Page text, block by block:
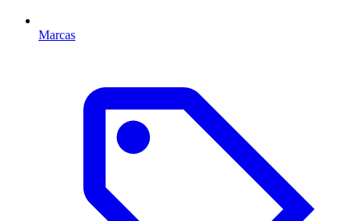
Marcas